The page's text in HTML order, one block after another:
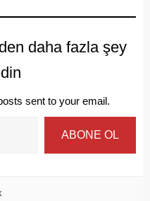
daha fazla şey
sent to your email.
ABONE OL